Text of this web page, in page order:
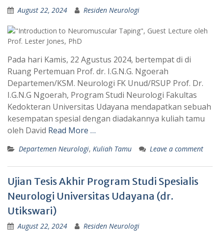
August 22, 2024 Residen Neurologi
Pada hari Kamis, 22 Agustus 2024, bertempat di di
Ruang Pertemuan Prof. dr. I.G.N.G. Ngoerah
Departemen/KSM. Neurologi FK Unud/RSUP Prof. Dr.
I.G.N.G Ngoerah, Program Studi Neurologi Fakultas
Kedokteran Universitas Udayana mendapatkan sebuah
kesempatan spesial dengan diadakannya kuliah tamu
oleh David Read More …
Departemen Neurologi, Kuliah Tamu Leave a comment
Ujian Tesis Akhir Program Studi Spesialis
Neurologi Universitas Udayana (dr.
Utikswari)
August 22, 2024 Residen Neurologi